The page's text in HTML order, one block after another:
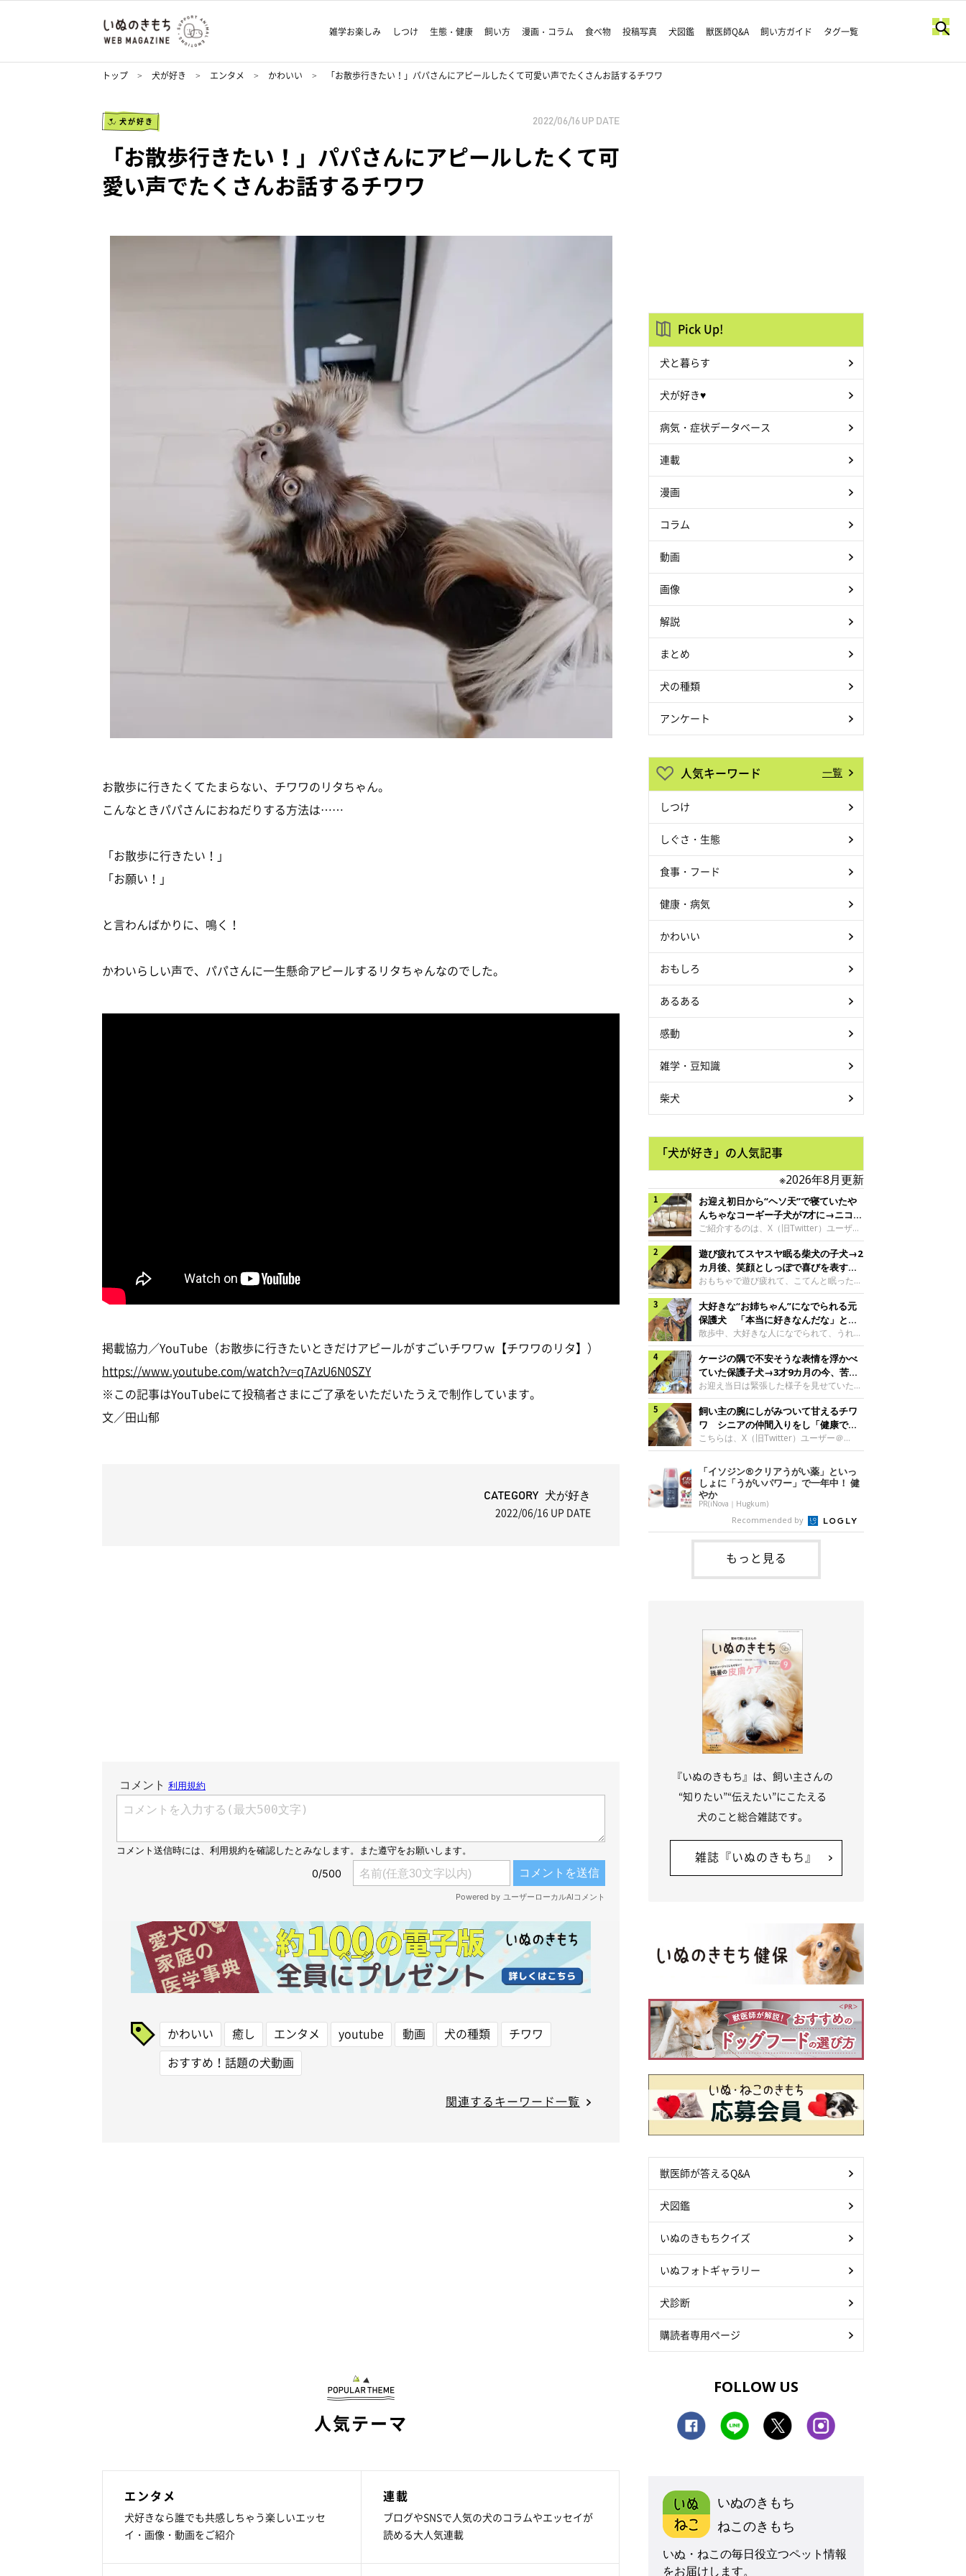
雑学お楽しみ しつけ 生態・健康 飼い方 漫画・コラム 食べ物 投稿写真 犬図鑑 獣医師Q&A 飼い方ガイド タグ一覧
トップ 犬が好き エンタメ かわいい 「お散歩行きたい！」パパさんにアピールしたくて可愛い声でたくさんお話するチワワ
犬が好き 2022/06/16 UP DATE
「お散歩行きたい！」パパさんにアピールしたくて可
愛い声でたくさんお話するチワワ
お散歩に行きたくてたまらない、チワワのリタちゃん。
こんなときパパさんにおねだりする方法は……
「お散歩に行きたい！」
「お願い！」
と言わんばかりに、鳴く！
かわいらしい声で、パパさんに一生懸命アピールするリタちゃんなのでした。
掲載協力／YouTube（お散歩に行きたいときだけアピールがすごいチワワｗ【チワワのリタ】）
https://www.youtube.com/watch?v=q7AzU6N0SZY
※この記事はYouTubeにて投稿者さまにご了承をいただいたうえで制作しています。
文／田山郁
CATEGORY 犬が好き
2022/06/16 UP DATE
かわいい 癒し エンタメ youtube 動画 犬の種類
チワワ
おすすめ！話題の犬動画
関連するキーワード一覧
人気テーマ
エンタメ
犬好きなら誰でも共感しちゃう楽しいエッセ
イ・画像・動画をご紹介
連載
ブログやSNSで人気の犬のコラムやエッセイが
読める大人気連載
Pick Up!
犬と暮らす
犬が好き♥
病気・症状データベース
連載
漫画
コラム
動画
画像
解説
まとめ
犬の種類
アンケート
人気キーワード 一覧
しつけ
しぐさ・生態
食事・フード
健康・病気
かわいい
おもしろ
あるある
感動
雑学・豆知識
柴犬
「犬が好き」の人気記事
※2026年8月更新
お迎え初日から“ヘソ天”で寝ていたや
んちゃなコーギー子犬が7才に→ニコニ
コ“コーギースマイル”が魅力のコに成
長！
ご紹介するのは、X（旧Twitter）ユーザー
＠Kus1oKg2vsgdWS2さんの愛犬でウェル
シュ・コーギー・ペンブロークの神楽ちゃ
ん。今年の8月で7才になるという神楽ちゃ
んですが、いったいどんな子犬時代を過ご
したのでしょうか。今回は、神楽ちゃんの
成長を飼い主さんと振り返ります！神楽ち
ゃんの成長について聞いた！お迎えから数
日後の神楽ちゃん（撮影時生後2カ月）＠
Kus1oKg2vsgdWS2――お迎え当初の神楽
ちゃんの様子について教えてください。飼
い主さん： 「お迎え当日から“ヘソ天”で寝
るようなコでし
遊び疲れてスヤスヤ眠る柴犬の子犬→2
カ月後、笑顔としっぽで喜びを表すコ
に成長！
おもちゃで遊び疲れて、こてんと眠った子
犬。あれから2カ月、表情や行動にさまざ
まな変化が見られるようになりました。遊
び疲れて眠る生後2カ月のなっちゃん遊び
疲れた様子のなっちゃん。@Pkndg_紹介
するのは、X（旧Twitter）ユーザー
@Pkndg_さんの愛犬・なっちゃん（取材
時、生後4カ月／柴犬）。こちらの写真
は、なっちゃんが生後2カ月のころに撮影
された一枚です。この日、なっちゃんは家
族と一緒におもちゃで遊んでいました。た
くさん遊んで疲れたのか、その後は眠り始
めたそうです。眠るなっちゃん。
@Pkndg_
大好きな“お姉ちゃん”になでられる元
保護犬 「本当に好きなんだな」と感
じる表情にほっこり
散歩中、大好きな人になでられて、うれし
そうな表情を見せる元保護犬。甘えるよう
な姿に、見ているこちらまでほっこりしま
す。大好きな“お姉ちゃん”に甘える小次郎
くん妹さんになでてもらい、うれしそうな
表情を見せる小次郎くん（2026年6月撮
影）。@mika_Jimmy紹介するのは、X（旧
Twitter）ユーザー@mika_Jimmyさんの愛
犬・小次郎くん（撮影時5才）。こちら
は、飼い主さんの妹さんと一緒に散歩をし
日、飼い主さんは実家から自宅へ帰る途
中、妹さんと公園で待ち合わせ
ケージの隅で不安そうな表情を浮かべ
ていた保護子犬→3才9カ月の今、苦手
を克服し頼もしいコに成長！
お迎え当日は緊張した様子を見せていた元
野犬の保護子犬。あれから約3年半、苦手
だったことを一つひとつ克服し、家族に寄
り添う姿を見せています。お迎え当日、ケ
ージの隅で不安そうにお迎え当日のシルビ
アちゃん。@nemonemotos今回紹介する
のは、X（旧Twitter）ユーザー
@nemonemotosさんの愛犬・シルビアち
ゃん（撮影当時、生後推定2カ月）。飼い
主さんが「#最初に撮った一枚」として投
稿した写真には、ケージの隅で不安そうな
表情を浮かべるシルビアちゃんの姿が写っ
ていました。こちらは、保護犬だったシル
飼い主の腕にしがみついて甘えるチワ
ワ シニアの仲間入りをし「健康で穏
やかな暮らしが続いてほしい」と願う
こちらは、X（旧Twitter）ユーザー＠
kotubusuke617さんが投稿した写真。写
っているのは、愛犬でチワワのつぶしゃん
（本名：こつぶちゃん）です。飼い主さん
の腕にしがみつくつぶしゃん（撮影時6
才）＠kotubusuke617撮影当時の状況に
ついて伺うと、飼い主さんはこう教えてく
れました。飼い主さん： 「ある休日のこ
とです。私がソファに座った途端にひざの
上にのってきたので、そのままなでながら
テレビを見ていたのですが、微動だにしな
いので気になって見てみると、腕にしがみ
「イソジン®クリアうがい薬」といっ
しょに「うがいパワー」で一年中！ 健
やか
PR(iNova｜Hugkum)
Recommended by
もっと見る
『いぬのきもち』は、飼い主さんの
“知りたい”“伝えたい”にこたえる
犬のこと総合雑誌です。
雑誌『いぬのきもち』
獣医師が答えるQ&A
犬図鑑
いぬのきもちクイズ
いぬフォトギャラリー
犬診断
購読者専用ページ
FOLLOW US
いぬのきもち
ねこのきもち
いぬ・ねこの毎日役立つペット情報
をお届けします。